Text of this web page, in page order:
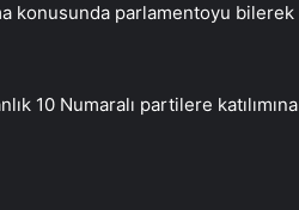
konusunda parlamentoyu bilerek
10 Numaralı partilere katılımına